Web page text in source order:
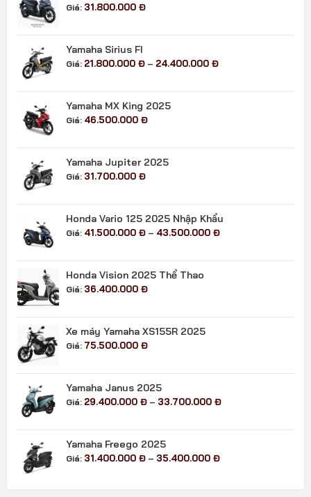
Giá: 31.800.000 Đ
Yamaha Sirius FI
Giá: 21.800.000 Đ – 24.400.000 ĐKhoảng
Yamaha MX King 2025
Giá: 46.500.000 Đ
Yamaha Jupiter 2025
Giá: 31.700.000 Đ
Honda Vario 125 2025 Nhập Khẩu
Giá: 41.500.000 Đ – 43.500.000 ĐKhoảng
Honda Vision 2025 Thể Thao
Giá: 36.400.000 Đ
Xe máy Yamaha XS155R 2025
Giá: 75.500.000 Đ
Yamaha Janus 2025
Giá: 29.400.000 Đ – 33.700.000 ĐKhoảng
Yamaha Freego 2025
Giá: 31.400.000 Đ – 35.400.000 ĐKhoảng